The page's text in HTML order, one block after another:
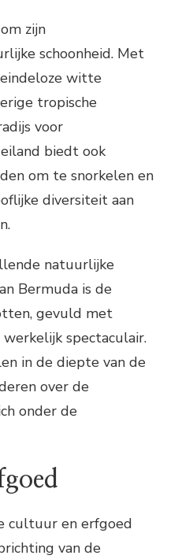
zijn
schoonheid. Met
witte
tropische
voor
biedt ook
om te snorkelen en
diversiteit aan
natuurlijke
Bermuda is de
gevuld met
spectaculair.
in de diepte van de
over de
onder de
cultuur en erfgoed
van de